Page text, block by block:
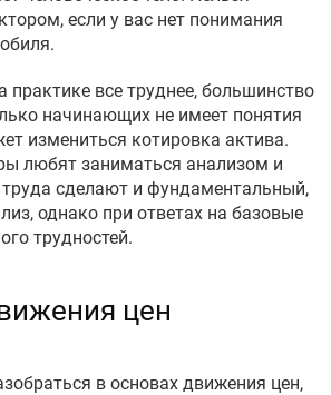
если у вас нет понимания
практике все труднее, большинство
начинающих не имеет понятия
измениться котировка актива.
любят заниматься анализом и
труда сделают и фундаментальный,
однако при ответах на базовые
трудностей.
цен
в основах движения цен,